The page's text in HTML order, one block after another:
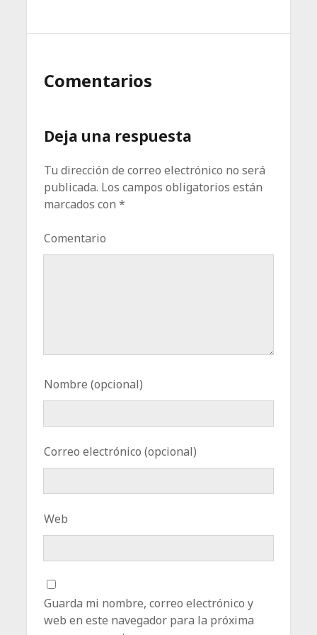
Comentarios
Deja una respuesta
Tu dirección de correo electrónico no será
publicada. Los campos obligatorios están
marcados con*
Comentario
Nombre (opcional)
Correo electrónico (opcional)
Web
Guarda mi nombre, correo electrónico y
web en este navegador para la próxima